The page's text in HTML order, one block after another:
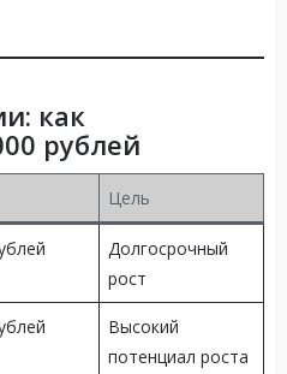
как
рублей
Цель
Долгосрочный
рост
Высокий
потенциал роста